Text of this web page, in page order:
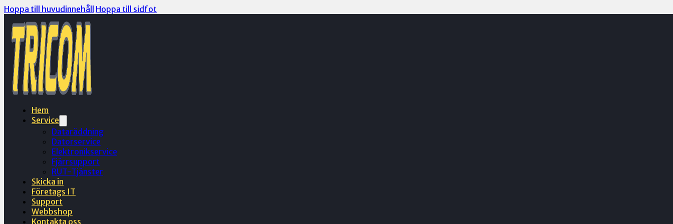
Hoppa till huvudinnehåll Hoppa till sidfot
Hem
Service
Dataräddning
Datorservice
Elektronikservice
Fjärrsupport
RUT-Tjänster
Skicka in
Företags IT
Support
Webbshop
Kontakta oss